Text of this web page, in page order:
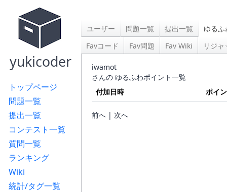
yukicoder
トップページ
問題一覧
提出一覧
コンテスト一覧
質問一覧
ランキング
Wiki
統計/タグ一覧
ユーザー 問題一覧 提出一覧
ゆる
Favコード
Fav問題 Fav Wiki リジ
iwamot
さんの ゆるふわポイント一覧
付加日時
ポイ
前へ | 次へ